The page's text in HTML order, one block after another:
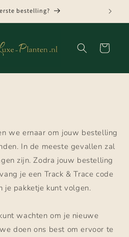
bestelling?
Winkelwagen
we ernaar om jouw bestelling
In de meeste gevallen zal
zijn. Zodra jouw bestelling
je een Track & Trace code
je pakketje kunt volgen.
wachten om je nieuwe
doen ons best om ervoor te